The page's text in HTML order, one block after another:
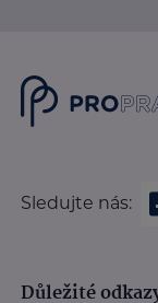
Sledujte nás:
Důležité